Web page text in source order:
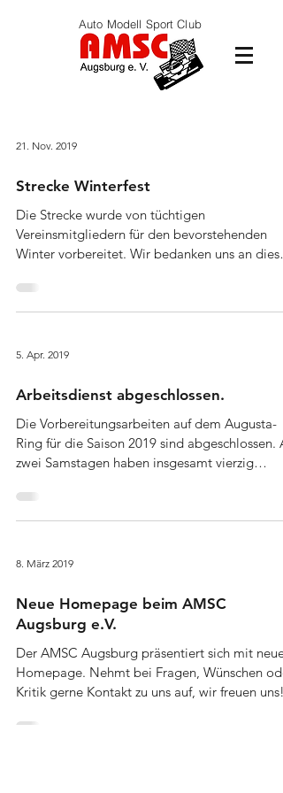
Auto Modell Sport Club
21. Nov. 2019
Strecke Winterfest
Die Strecke wurde von tüchtigen
Vereinsmitgliedern für den bevorstehenden
Winter vorbereitet. Wir bedanken uns an dieser
5. Apr. 2019
Arbeitsdienst abgeschlossen.
Die Vorbereitungsarbeiten auf dem Augusta-
Ring für die Saison 2019 sind abgeschlossen.
zwei Samstagen haben insgesamt vierzig
8. März 2019
Neue Homepage beim AMSC
Augsburg e.V.
Der AMSC Augsburg präsentiert sich mit neuer
Homepage. Nehmt bei Fragen, Wünschen
Kritik gerne Kontakt zu uns auf, wir freuen uns!